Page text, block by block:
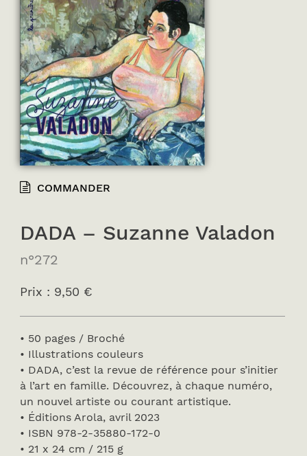
COMMANDER
DADA – Suzanne Valadon
n°272
Prix : 9,50 €
• 50 pages / Broché
• Illustrations couleurs
• DADA, c’est la revue de référence pour s’initier
à l’art en famille. Découvrez, à chaque numéro,
un nouvel artiste ou courant artistique.
• Éditions Arola, avril 2023
• ISBN 978-2-35880-172-0
• 21 x 24 cm / 215 g